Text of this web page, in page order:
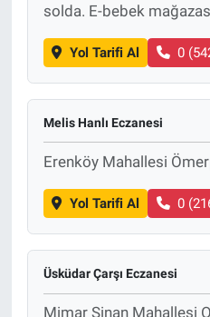
solda. E-bebek
Yol Tarifi Al 0
Melis Hanlı Eczanesi
Erenköy Mahallesi
Yol Tarifi Al 0
Üsküdar Çarşı Eczanesi
Mimar Sinan Mahallesi